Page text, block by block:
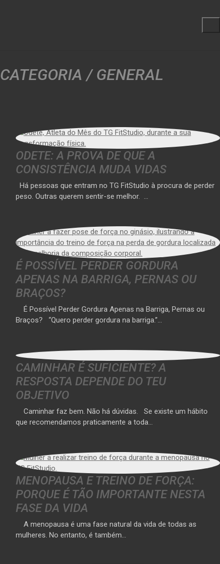
CATEGORIA / GENERAL
ODETE: A PROVA DE QUE A
CONSISTÊNCIA MUDA VIDAS
Há pessoas que entram no TG FitStudio à procura de perder
peso. Outras querem sentir-se melhor. …
É POSSÍVEL PERDER GORDURA
APENAS NA BARRIGA, PERNAS OU
BRAÇOS?
É Possível Perder Gordura Apenas na Barriga, Pernas ou
Braços? “Quero perder gordura na barriga.”…
CAMINHAR É SUFICIENTE? A
RESPOSTA DEPENDE DO TEU
OBJETIVO
Caminhar faz bem. Não há dúvidas. Se existe um hábito
que recomendamos praticamente a toda…
MENOPAUSA E TREINO DE FORÇA:
PORQUE É TÃO IMPORTANTE NESTA
FASE DA VIDA
A menopausa é uma fase natural da vida de todas as
mulheres. No entanto, é também…